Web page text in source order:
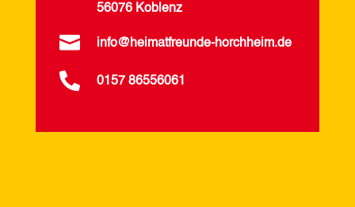
56076 Koblenz
 info@heimatfreunde-horchheim.de
 0157 86556061